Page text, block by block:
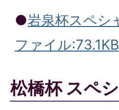
●岩泉杯スペシ
ファイル
松橋杯 スペ